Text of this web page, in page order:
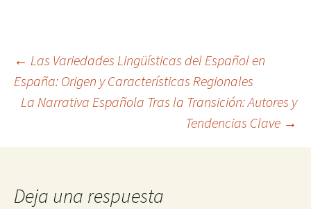
Navegación
de
entradas
← Las Variedades Lingüísticas del Español en
España: Origen y Características Regionales
La Narrativa Española Tras la Transición: Autores y
Tendencias Clave →
Deja una respuesta